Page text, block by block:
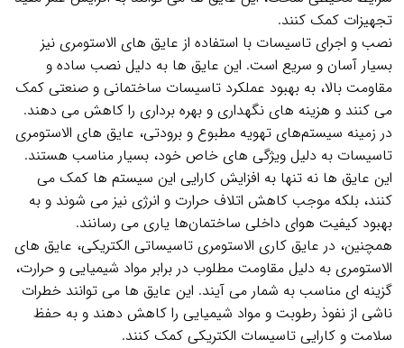
تجهیزات کمک کنند.
نصب و اجرای تاسیسات با استفاده از عایق‌ های الاستومری نیز
بسیار آسان و سریع است. این عایق‌ ها به دلیل نصب ساده و
مقاومت بالا، به بهبود عملکرد تاسیسات ساختمانی و صنعتی کمک
می‌ کنند و هزینه‌ های نگهداری و بهره‌ برداری را کاهش می‌ دهند.
در زمینه سیستم‌های تهویه مطبوع و برودتی، عایق‌ های الاستومری
تاسیسات به دلیل ویژگی‌ های خاص خود، بسیار مناسب هستند.
این عایق‌ ها نه تنها به افزایش کارایی این سیستم‌ ها کمک می‌
کنند، بلکه موجب کاهش اتلاف حرارت و انرژی نیز می‌ شوند و به
بهبود کیفیت هوای داخلی ساختمان‌ها یاری می‌ رسانند.
همچنین، در عایق‌ کاری الاستومری تاسیساتی الکتریکی، عایق‌ های
الاستومری به دلیل مقاومت مطلوب در برابر مواد شیمیایی و حرارت،
گزینه‌ ای مناسب به شمار می‌ آیند. این عایق‌ ها می‌ توانند خطرات
ناشی از نفوذ رطوبت و مواد شیمیایی را کاهش دهند و به حفظ
سلامت و کارایی تاسیسات الکتریکی کمک کنند.